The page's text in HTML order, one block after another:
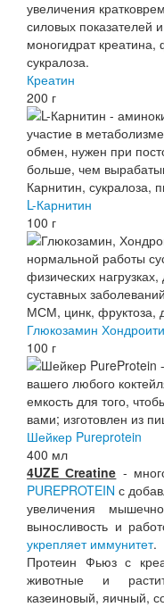
Креатин
200 г
L-Карнитин
100 г
Глюкозамин
100 г
Шейкер Pureprotein
400 мл
4UZE Сreatine -
PUREPROTEIN с
увеличения
выносливость и
укрепляет иммунитет.
Протеин Фьюз с
животные и
казеиновый, яичный,